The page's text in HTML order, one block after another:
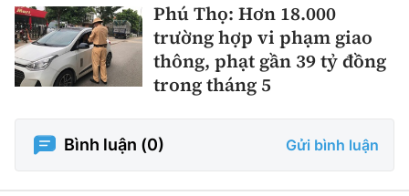
Phú Thọ: Hơn 18.000
trường hợp vi phạm giao
thông, phạt gần 39 tỷ đồng
trong tháng 5
Bình luận (0) Gửi bình luận